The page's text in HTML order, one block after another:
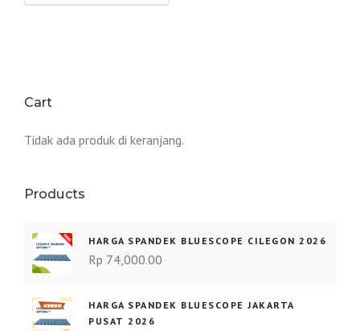
Cart
Tidak ada produk di keranjang.
Products
HARGA SPANDEK BLUESCOPE CILEGON 2026
Rp 74,000.00
HARGA SPANDEK BLUESCOPE JAKARTA
PUSAT 2026